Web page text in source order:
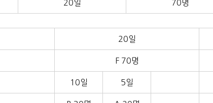
20일 70명
20일
F 70명
10일 5일